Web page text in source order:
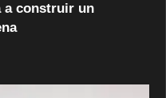
a construir un